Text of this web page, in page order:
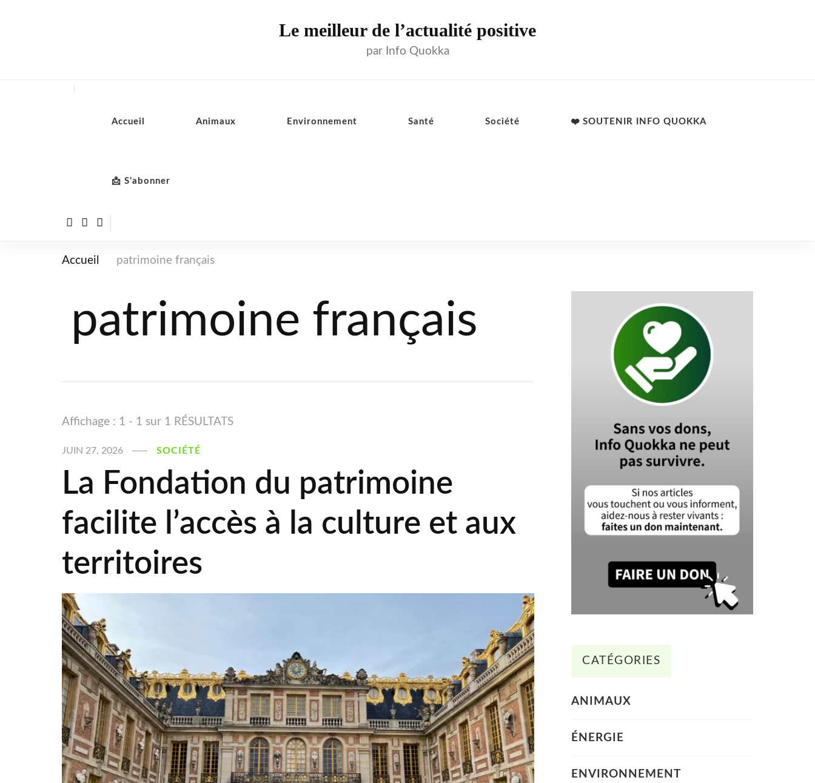
Le meilleur de l’actualité positive
par Info Quokka
Accueil Animaux Environnement Santé Société ❤️ SOUTENIR INFO QUOKKA
📩 S’abonner
Accueil patrimoine français
patrimoine français
Affichage : 1 - 1 sur 1 RÉSULTATS
JUIN 27, 2026 SOCIÉTÉ
La Fondation du patrimoine
facilite l’accès à la culture et aux
territoires
CATÉGORIES
ANIMAUX
ÉNERGIE
ENVIRONNEMENT